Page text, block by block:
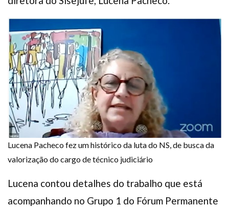
Lucena Pacheco fez um histórico da luta do NS, de busca da
valorização do cargo de técnico judiciário
Lucena contou detalhes do trabalho que está
acompanhando no Grupo 1 do Fórum Permanente